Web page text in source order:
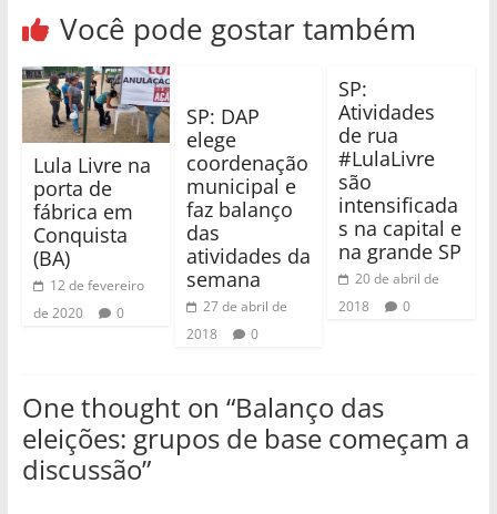
Você pode gostar também
Lula Livre na
porta de
fábrica em
Conquista
(BA)
12 de fevereiro
de 2020
0
SP: DAP
elege
coordenação
municipal e
faz balanço
das
atividades da
semana
27 de abril de
2018
0
SP:
Atividades
de rua
#LulaLivre
são
intensificada
s na capital e
na grande SP
20 de abril de
2018
0
One thought on “Balanço das
eleições: grupos de base começam a
discussão”